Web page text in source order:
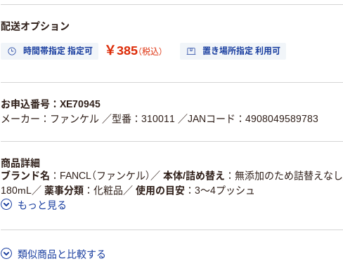
配送オプション
時間帯指定 指定可 ￥385（税込） 置き場所指定 利用可
お申込番号：XE70945
メーカー：ファンケル ／型番：310011 ／JANコード：4908049589783
商品詳細
ブランド名
FANCL（ファンケル） ／ 本体/詰め替え 無添加のため詰替えなし
180mL ／ 薬事分類 化粧品 ／ 使用の目安
3～4プッシュ
もっと見る
類似商品と比較する